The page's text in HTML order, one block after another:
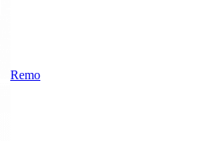
Remo